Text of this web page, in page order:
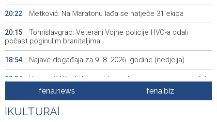
20:22 Metković: Na Maratonu lađa se natječe 31 ekipa
20:15
Tomislavgrad: Veterani Vojne policije HVO-a odali
počast poginulim braniteljima
18:54 Najave događaja za 9. 8. 2026. godine (nedjelja)
18:34
Vance: SAD očekuje od Irana da osigura siguran protok
nafte kroz Hormuški moreuz
18:21
Iranski šef sigurnosti: Hormuški moreuz će ostati
zatvoren dok SAD ne ispuni zahtjeve Teherana
fena.news fena.biz
KULTURA